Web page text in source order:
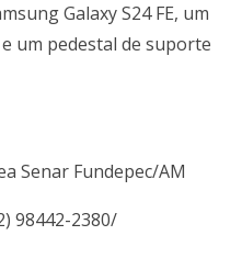
Galaxy S24 FE, um
um pedestal de suporte
Senar Fundepec/AM
98442-2380/